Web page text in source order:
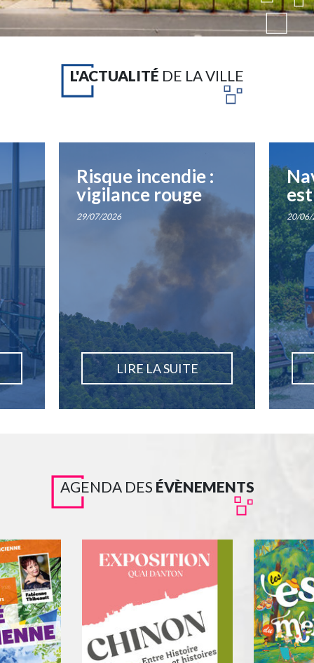
L'ACTUALITÉ DE LA VILLE
Risque incendie :
vigilance rouge
29/07/2026
LIRE LA SUITE
20/06/
AGENDA DES ÉVÈNEMENTS